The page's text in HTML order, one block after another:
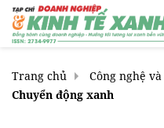
Trang chủ
Công nghệ
Chuyển động xanh